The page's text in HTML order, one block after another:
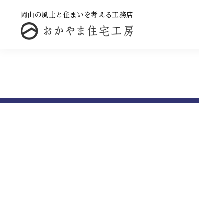
岡山の風土と住まいを考える工務店